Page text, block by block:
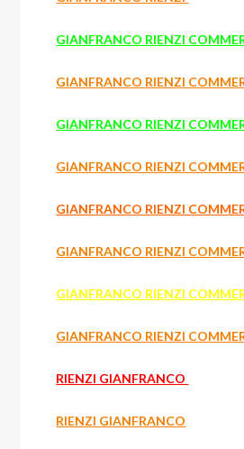
GIANFRANCO RIENZI
GIANFRANCO RIENZI
GIANFRANCO RIENZI
GIANFRANCO RIENZI
GIANFRANCO RIENZI
GIANFRANCO RIENZI
GIANFRANCO RIENZI
GIANFRANCO RIENZI
RIENZI GIANFRANCO
RIENZI GIANFRANCO